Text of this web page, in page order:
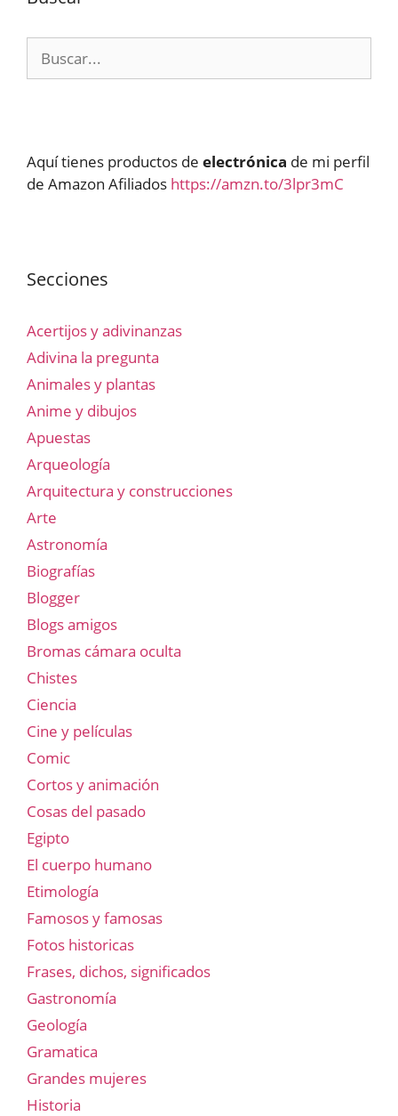
Aquí tienes productos de electrónica de mi perfil
de Amazon Afiliados https://amzn.to/3lpr3mC
Secciones
Acertijos y adivinanzas
Adivina la pregunta
Animales y plantas
Anime y dibujos
Apuestas
Arqueología
Arquitectura y construcciones
Arte
Astronomía
Biografías
Blogger
Blogs amigos
Bromas cámara oculta
Chistes
Ciencia
Cine y películas
Comic
Cortos y animación
Cosas del pasado
Egipto
El cuerpo humano
Etimología
Famosos y famosas
Fotos historicas
Frases, dichos, significados
Gastronomía
Geología
Gramatica
Grandes mujeres
Historia